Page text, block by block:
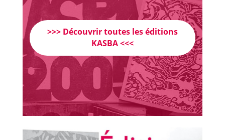
>>> Découvrir toutes les éditions
KASBA <<<